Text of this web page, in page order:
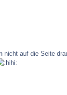
auf die Seite